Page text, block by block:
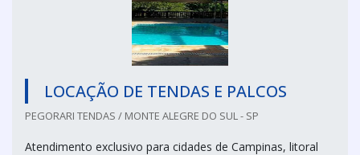
LOCAÇÃO DE TENDAS E PALCOS
PEGORARI TENDAS / MONTE ALEGRE DO SUL - SP
Atendimento exclusivo para cidades de Campinas, litoral